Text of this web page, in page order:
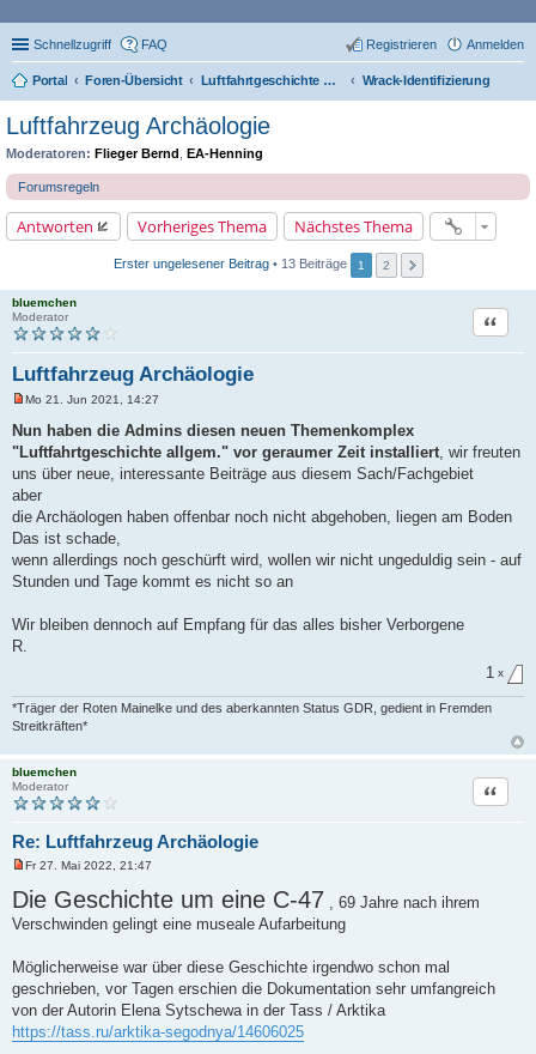
Schnellzugriff FAQ Anmelden
Registrieren
Portal Foren-Übersicht Luftfahrtgeschichte Allgemein Wrack-Identifizierung
Luftfahrzeug Archäologie
Moderatoren: Flieger Bernd EA-Henning
Forumsregeln
Antworten Vorheriges Thema Nächstes Thema
Erster ungelesener Beitrag• 13 Beiträge 1 2
bluemchen
Moderator
Luftfahrzeug Archäologie
Zitat
g
e
e
s
n
e
B
e
r
g
Mo 21. Jun 2021, 14:27
Nun haben die Admins diesen neuen Themenkomplex
"Luftfahrtgeschichte allgem." vor geraumer Zeit installiert, wir freuten
uns über neue, interessante Beiträge aus diesem Sach/Fachgebiet
aber
die Archäologen haben offenbar noch nicht abgehoben, liegen am Boden
Das ist schade,
wenn allerdings noch geschürft wird, wollen wir nicht ungeduldig sein - auf
Stunden und Tage kommt es nicht so an
Wir bleiben dennoch auf Empfang für das alles bisher Verborgene
R.
1 x
*Träger der Roten Mainelke und des aberkannten Status GDR, gedient in Fremden
Streitkräften*
bluemchen
Moderator
Re: Luftfahrzeug Archäologie
Zitat
n
g
e
l
s
e
n
e
r
B
Fr 27. Mai 2022, 21:47
Die Geschichte um eine C-47 , 69 Jahre nach ihrem
Verschwinden gelingt eine museale Aufarbeitung
Möglicherweise war über diese Geschichte irgendwo schon mal
geschrieben, vor Tagen erschien die Dokumentation sehr umfangreich
von der Autorin Elena Sytschewa in der Tass / Arktika
https://tass.ru/arktika-segodnya/14606025